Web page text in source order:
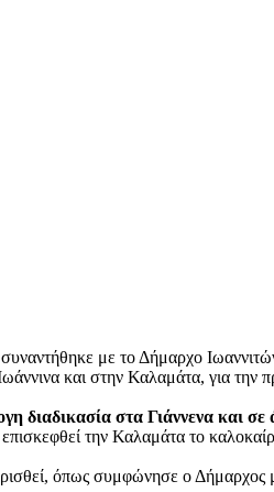
συναντήθηκε με το Δήμαρχο
και στην Καλαμάτα, για την
στα Γιάννενα και σε
την Καλαμάτα το
όπως συμφώνησε ο Δήμαρχος